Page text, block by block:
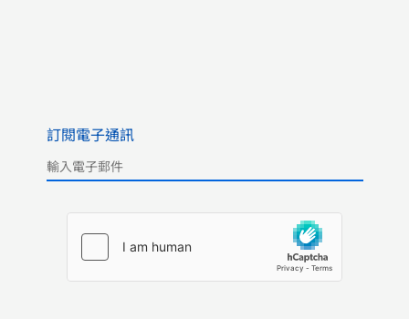
訂閱電子通訊